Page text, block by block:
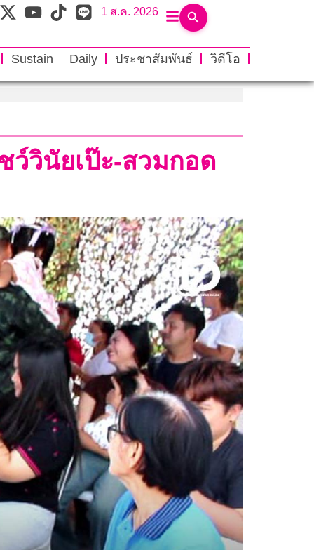
1 ส.ค. 2026
Sustain Daily ประชาสัมพันธ์ วิดีโอ
วินัยเป๊ะ-สวมกอด